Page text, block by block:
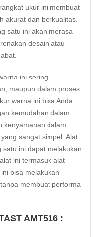
ukur ini membuat
akurat dan berkualitas.
satu ini akan merasa
desain atau
ini sering
maupun dalam proses
warna ini bisa Anda
kemudahan dalam
kenyamanan dalam
sangat simpel. Alat
satu ini dapat melakukan
ini termasuk alat
bisa melakukan
membuat performa
AMT516 :